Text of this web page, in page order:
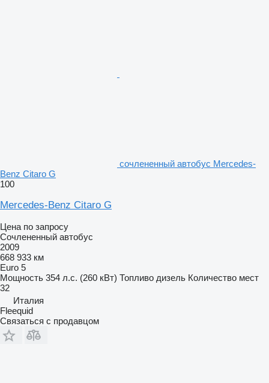
сочлененный автобус Mercedes-
Benz Citaro G
100
Mercedes-Benz Citaro G
Цена по запросу
Сочлененный автобус
2009
668 933 км
Euro 5
Мощность 354 л.с. (260 кВт) Топливо дизель Количество мест
32
Италия
Fleequid
Связаться с продавцом